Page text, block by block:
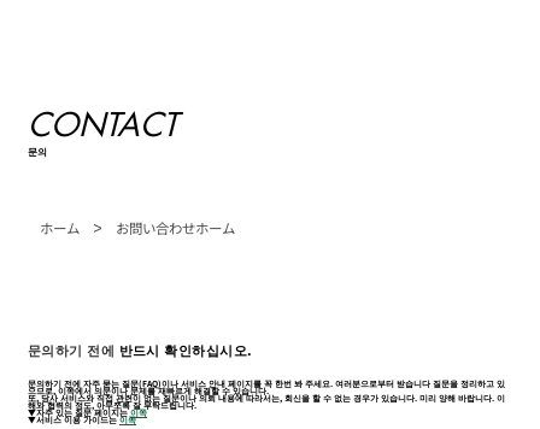
CONTACT
문의
ホーム > お問い合わせホーム
문의하기 전에 반드시 확인하십시오.
문의하기 전에 자주 묻는 질문(FAQ)이나 서비스 안내 페이지를 꼭 한번 봐 주세요. 여러분으로부터 받습니다 질문을 정리하고 있
으므로, 이쪽에서 의문이나 문제를 재빠르게 해결할 수 있습니다.
또, 당사 서비스와 직접 관련이 없는 질문이나 의뢰 내용에 따라서는, 회신을 할 수 없는 경우가 있습니다. 미리 양해 바랍니다. 이
해와 협력의 정도, 아무쪼록 잘 부탁드립니다.
▼자주 있는 질문 페이지는이쪽
▼서비스 이용 가이드는이쪽